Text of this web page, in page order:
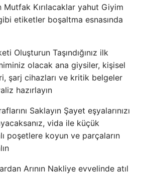
Mutfak Kırılacaklar yahut Giyim
etiketler boşaltma esnasında
Oluşturun Taşındığınız ilk
olacak ana giysiler, kişisel
şarj cihazları ve kritik belgeler
hazırlayın
Saklayın Şayet eşyalarınızı
vida ile küçük
poşetlere koyun ve parçaların
Arının Nakliye evvelinde atıl